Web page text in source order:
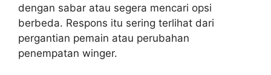
dengan sabar atau segera mencari opsi
berbeda. Respons itu sering terlihat dari
pergantian pemain atau perubahan
penempatan winger.